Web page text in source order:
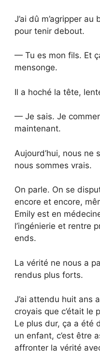
J’ai dû m’agripper
pour tenir debout.
— Tu es mon fils. Et
mensonge.
Il a hoché la tête,
— Je sais. Je
maintenant.
Aujourd’hui, nous ne
nous sommes vrais.
On parle. On se
encore et encore,
Emily est en
l’ingénierie et rentre
ends.
La vérité ne nous a
rendus plus forts.
J’ai attendu huit ans
croyais que c’était le
Le plus dur, ça a été
un enfant, c’est être
affronter la vérité